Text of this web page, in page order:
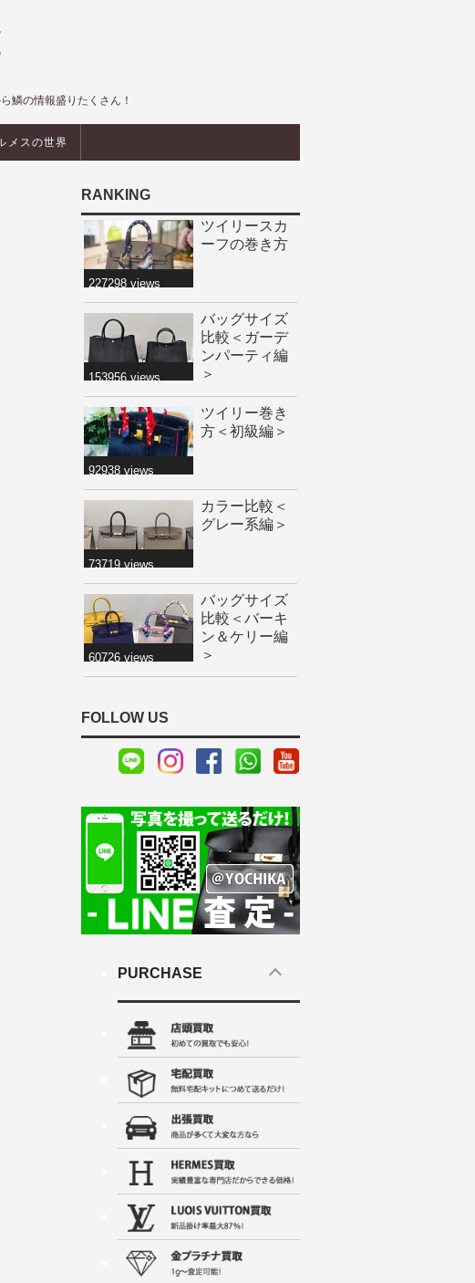
鱗の情報盛りたくさん！
メスの世界
RANKING
ツイリースカ
ーフの巻き方
227298 views
バッグサイズ
比較＜ガーデ
ンパーティ編
＞
153956 views
ツイリー巻き
方＜初級編＞
92938 views
カラー比較＜
グレー系編＞
73719 views
バッグサイズ
比較＜バーキ
ン＆ケリー編
＞
60726 views
FOLLOW US
PURCHASE